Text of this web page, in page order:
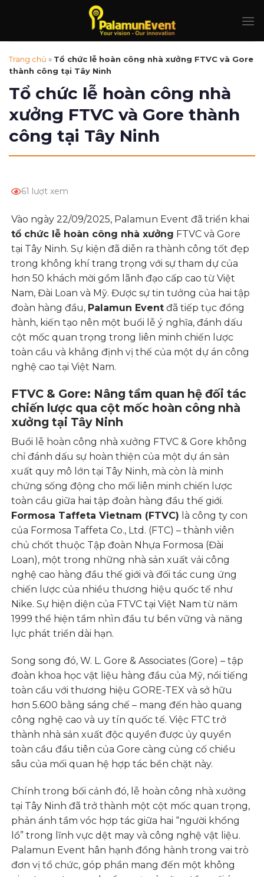
Trang chủ » Tổ chức lễ hoàn công nhà xưởng FTVC và Gore
thành công tại Tây Ninh
Tổ chức lễ hoàn công nhà
xưởng FTVC và Gore thành
công tại Tây Ninh
61 lượt xem
Vào ngày 22/09/2025, Palamun Event đã triển khai
tổ chức lễ hoàn công nhà xưởng FTVC và Gore
tại Tây Ninh. Sự kiện đã diễn ra thành công tốt đẹp
trong không khí trang trọng với sự tham dự của
hơn 50 khách mời gồm lãnh đạo cấp cao từ Việt
Nam, Đài Loan và Mỹ. Được sự tin tưởng của hai tập
đoàn hàng đầu, Palamun Event đã tiếp tục đồng
hành, kiến tạo nên một buổi lễ ý nghĩa, đánh dấu
cột mốc quan trọng trong liên minh chiến lược
toàn cầu và khẳng định vị thế của một dự án công
nghệ cao tại Việt Nam.
FTVC & Gore: Nâng tầm quan hệ đối tác
chiến lược qua cột mốc hoàn công nhà
xưởng tại Tây Ninh
Buổi lễ hoàn công nhà xưởng FTVC & Gore không
chỉ đánh dấu sự hoàn thiện của một dự án sản
xuất quy mô lớn tại Tây Ninh, mà còn là minh
chứng sống động cho mối liên minh chiến lược
toàn cầu giữa hai tập đoàn hàng đầu thế giới.
Formosa Taffeta Vietnam (FTVC) là công ty con
của Formosa Taffeta Co., Ltd. (FTC) – thành viên
chủ chốt thuộc Tập đoàn Nhựa Formosa (Đài
Loan), một trong những nhà sản xuất vải công
nghệ cao hàng đầu thế giới và đối tác cung ứng
chiến lược của nhiều thương hiệu quốc tế như
Nike. Sự hiện diện của FTVC tại Việt Nam từ năm
1999 thể hiện tầm nhìn đầu tư bền vững và năng
lực phát triển dài hạn.
Song song đó, W. L. Gore & Associates (Gore) – tập
đoàn khoa học vật liệu hàng đầu của Mỹ, nổi tiếng
toàn cầu với thương hiệu GORE-TEX và sở hữu
hơn 5.600 bằng sáng chế – mang đến hào quang
công nghệ cao và uy tín quốc tế. Việc FTC trở
thành nhà sản xuất độc quyền được ủy quyền
toàn cầu đầu tiên của Gore càng củng cố chiều
sâu của mối quan hệ hợp tác bền chặt này.
Chính trong bối cảnh đó, lễ hoàn công nhà xưởng
tại Tây Ninh đã trở thành một cột mốc quan trọng,
phản ánh tầm vóc hợp tác giữa hai “người khổng
lồ” trong lĩnh vực dệt may và công nghệ vật liệu.
Palamun Event hân hạnh đồng hành trong vai trò
đơn vị tổ chức, góp phần mang đến một không